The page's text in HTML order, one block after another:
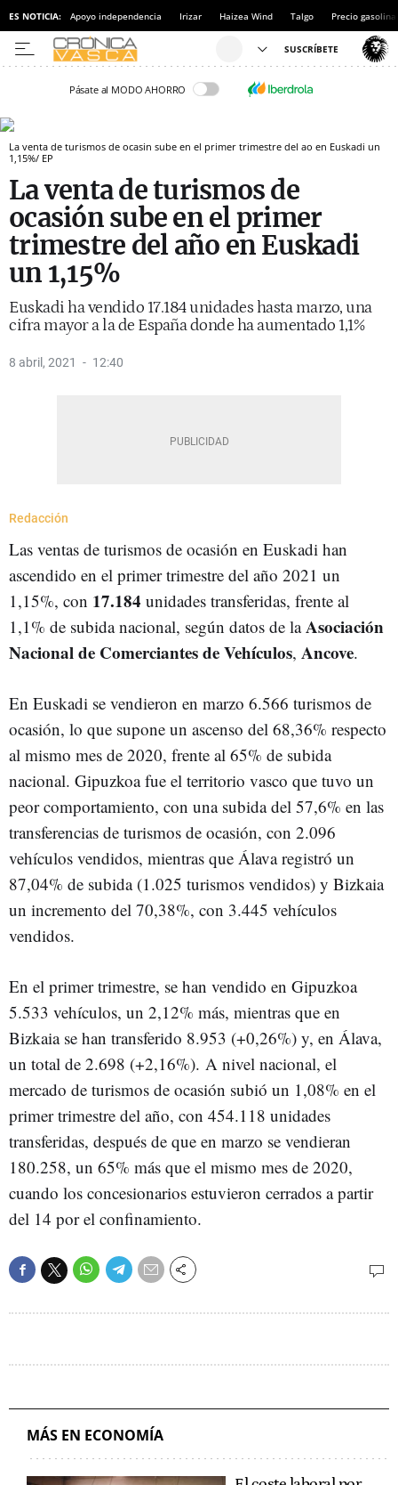
ES NOTICIA: Apoyo independencia Irizar Haizea Wind Talgo Precio gasolina
Pásate al MODO AHORRO
La venta de turismos de ocasin sube en el primer trimestre del ao en Euskadi un
1,15%/ EP
La venta de turismos de
ocasión sube en el primer
trimestre del año en Euskadi
un 1,15%
Euskadi ha vendido 17.184 unidades hasta marzo, una
cifra mayor a la de España donde ha aumentado 1,1%
8 abril, 2021 12:40
Redacción
Las ventas de turismos de ocasión en Euskadi han
ascendido en el primer trimestre del año 2021 un
1,15%, con 17.184 unidades transferidas, frente al
1,1% de subida nacional, según datos de laAsociación
Nacional de Comerciantes de Vehículos, Ancove.
En Euskadi se vendieron en marzo 6.566 turismos de
ocasión, lo que supone un ascenso del 68,36% respecto
al mismo mes de 2020, frente al 65% de subida
nacional. Gipuzkoa fue el territorio vasco que tuvo un
peor comportamiento, con una subida del 57,6% en las
transferencias de turismos de ocasión, con 2.096
vehículos vendidos, mientras que Álava registró un
87,04% de subida (1.025 turismos vendidos) y Bizkaia
un incremento del 70,38%, con 3.445 vehículos
vendidos.
En el primer trimestre, se han vendido en Gipuzkoa
5.533 vehículos, un 2,12% más, mientras que en
Bizkaia se han transferido 8.953 (+0,26%) y, en Álava,
un total de 2.698 (+2,16%). A nivel nacional, el
mercado de turismos de ocasión subió un 1,08% en el
primer trimestre del año, con 454.118 unidades
transferidas, después de que en marzo se vendieran
180.258, un 65% más que el mismo mes de 2020,
cuando los concesionarios estuvieron cerrados a partir
del 14 por el confinamiento.
MÁS EN ECONOMÍA